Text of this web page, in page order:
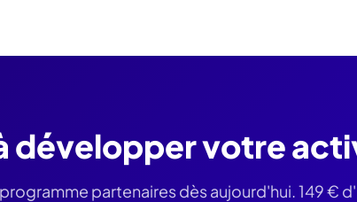
développer votre
partenaires dès aujourd'hui.149 €